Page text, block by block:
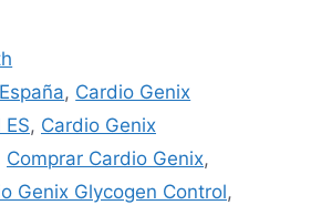
, Cardio Genix
, Cardio Genix
Comprar Cardio Genix,
Genix Glycogen Control,